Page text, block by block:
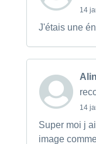
14
J'étais une
14
Super moi j
image